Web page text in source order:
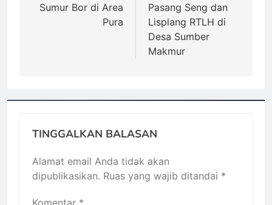
Sumur Bor di Area
Pura
Pasang Seng dan
Lisplang RTLH di
Desa Sumber
Makmur
TINGGALKAN BALASAN
Alamat email Anda tidak akan
dipublikasikan. Ruas yang wajib ditandai *
Komentar *